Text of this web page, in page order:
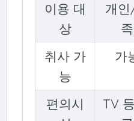
이용 대
상
개
족
취사 가
능
가
편의시
TV